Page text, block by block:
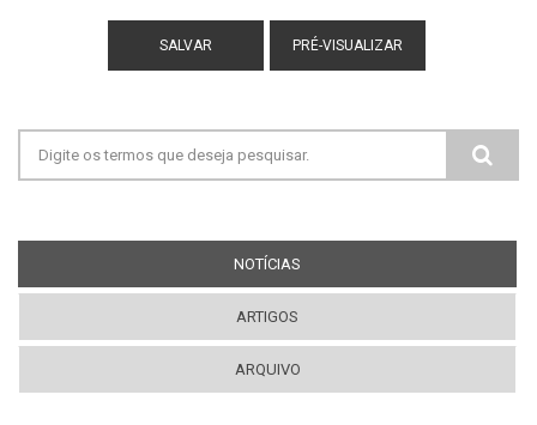
Mais informações sobre os formatos de
texto
Filtered HTML
images with one of the following classes:
image-left image-right standalone-image
Quebras de linhas e parágrafos são gerados
automaticamente.
Formulário de busca
NOTÍCIAS
ARTIGOS
ARQUIVO